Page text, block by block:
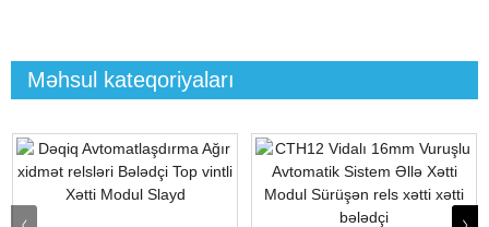
Məhsul kateqoriyaları